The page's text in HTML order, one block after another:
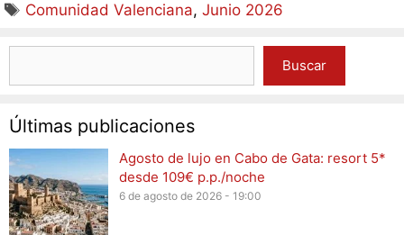
Comunidad Valenciana,Junio 2026
Buscar
Últimas publicaciones
Agosto de lujo en Cabo de Gata: resort 5*
desde 109€ p.p./noche
6 de agosto de 2026 - 19:00